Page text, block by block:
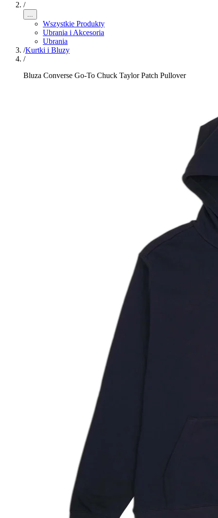
/
...
Wszystkie Produkty
Ubrania i Akcesoria
Ubrania
/Kurtki i Bluzy
/
Bluza Converse Go-To Chuck Taylor Patch Pullover